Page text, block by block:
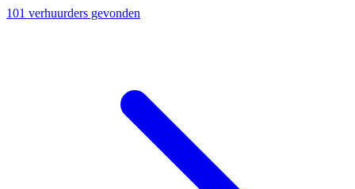
101 verhuurders gevonden